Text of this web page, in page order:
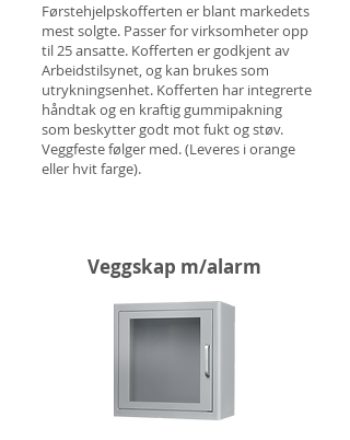
Førstehjelpskofferten er blant markedets
mest solgte. Passer for virksomheter opp
til 25 ansatte. Kofferten er godkjent av
Arbeidstilsynet, og kan brukes som
utrykningsenhet. Kofferten har integrerte
håndtak og en kraftig gummipakning
som beskytter godt mot fukt og støv.
Veggfeste følger med. (Leveres i orange
eller hvit farge).
Veggskap m/alarm